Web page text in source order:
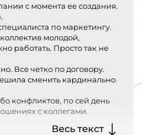
с момента ее создания.
по маркетингу.
молодой,
работать. Просто так не
Все четко по договору.
сменить кардинально
конфликтов, по сей день
с коллегами.
не могу в себе найти
Весь текст